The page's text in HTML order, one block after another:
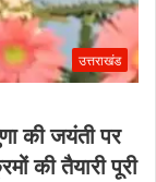
उत्तराखंड
की जयंती पर
की तैयारी पूरी